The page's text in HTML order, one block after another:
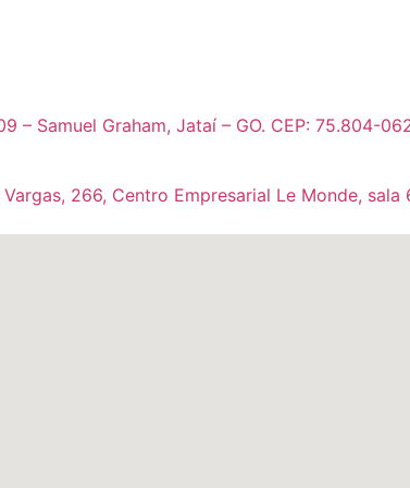
– Samuel Graham, Jataí – GO. CEP: 75.804-
266, Centro Empresarial Le Monde,